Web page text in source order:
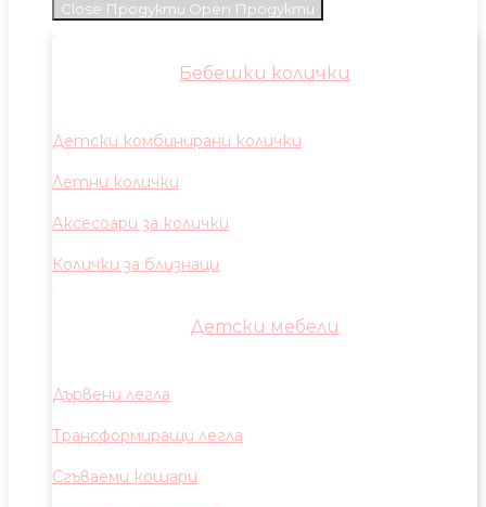
Close Продукти Open Продукти
Бебешки колички
Детски комбинирани колички
Летни колички
Аксесоари за колички
Колички за близнаци
Детски мебели
Дървени легла
Трансформиращи легла
Сгъваеми кошари